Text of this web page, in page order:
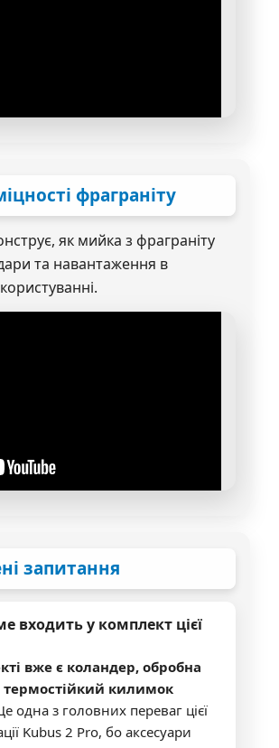
фраграніту
як мийка з фраграніту
та навантаження в
запитання
входить у комплект цієї
вже є коландер, обробна
килимок
одна з головних переваг цієї
Kubus 2 Pro, бо аксесуари